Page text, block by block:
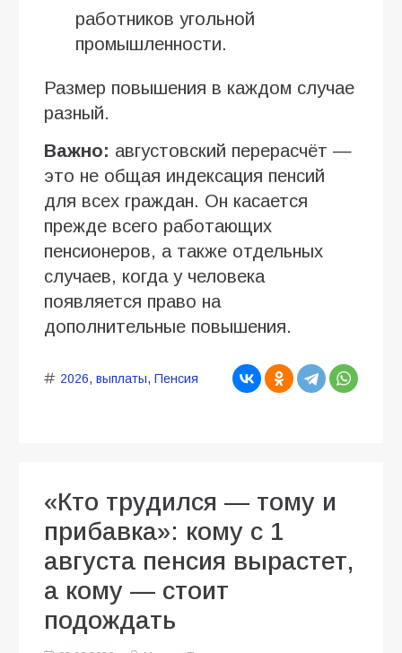
работников угольной
промышленности.
Размер повышения в каждом случае
разный.
Важно: августовский перерасчёт —
это не общая индексация пенсий
для всех граждан. Он касается
прежде всего работающих
пенсионеров, а также отдельных
случаев, когда у человека
появляется право на
дополнительные повышения.
2026, выплаты, Пенсия
«Кто трудился — тому и
прибавка»: кому с 1
августа пенсия вырастет,
а кому — стоит
подождать